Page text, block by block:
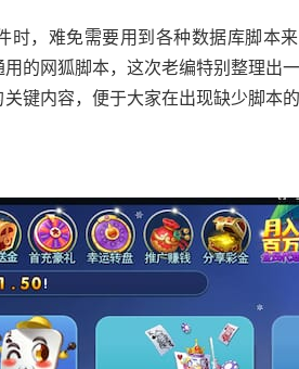
时，难免需要用到各种数据库脚本
的网狐脚本，这次老编特别整理出
键内容，便于大家在出现缺少脚本